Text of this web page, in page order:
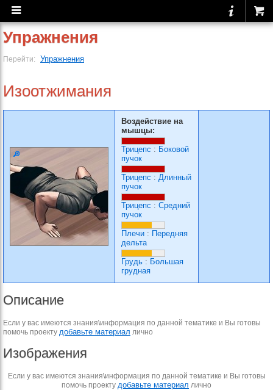
Упражнения
Перейти: Упражнения
Изоотжимания
Воздействие на
мышцы:
Трицепс : Боковой
пучок
Трицепс : Длинный
пучок
Трицепс : Средний
пучок
Плечи : Передняя
дельта
Грудь : Большая
грудная
Описание
Если у вас имеются знания\информация по данной тематике и Вы готовы
помочь проекту добавьте материал лично
Изображения
Если у вас имеются знания\информация по данной тематике и Вы готовы
помочь проекту добавьте материал лично